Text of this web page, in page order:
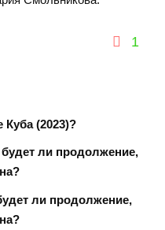
1
(2023)?
ли продолжение,
ли продолжение,